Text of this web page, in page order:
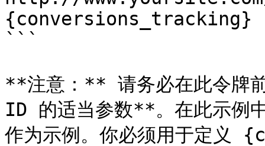
{conversions_tracking}
```
**注意：** 请务必在此令牌
ID 的适当参数**。在此示
作为示例。你必须用于定